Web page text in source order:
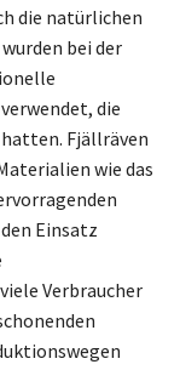
die natürlichen
bei der
die
Fjällräven
wie das
Einsatz
Verbraucher